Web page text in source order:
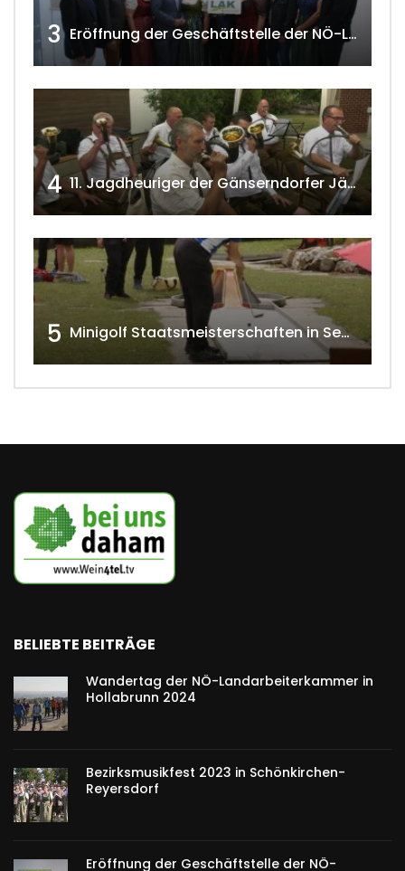
3 Eröffnung der Geschäftstelle der NÖ-Landarbeiterkammer in Mistelbach w4tv174
4 11. Jagdheuriger der Gänserndorfer Jäger 2020 w4tv166
5 Minigolf Staatsmeisterschaften in Seefeld-Kadolz w4tv174
BELIEBTE BEITRÄGE
Wandertag der NÖ-Landarbeiterkammer in
Hollabrunn 2024
Bezirksmusikfest 2023 in Schönkirchen-
Reyersdorf
Eröffnung der Geschäftstelle der NÖ-